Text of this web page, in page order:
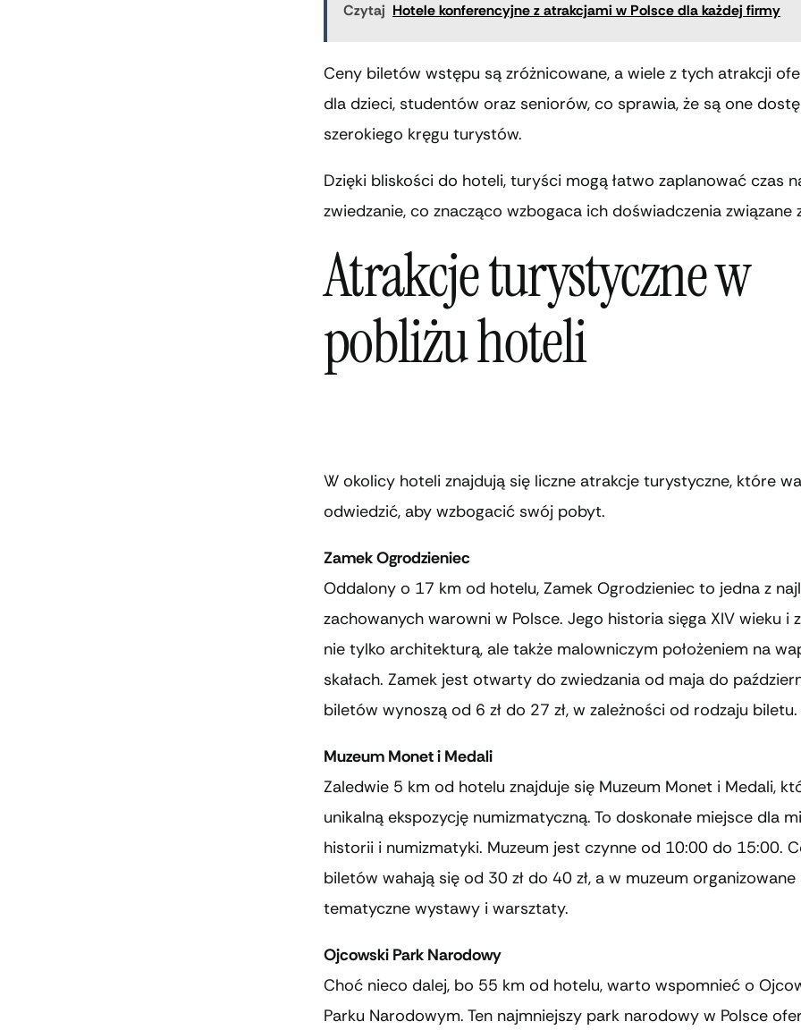
Czytaj Hotele konferencyjne z atrakcjami w Polsce dla każdej firmy
Ceny biletów wstępu są zróżnicowane, a wiele z tych atrakcji
dla dzieci, studentów oraz seniorów, co sprawia, że są one
szerokiego kręgu turystów.
Dzięki bliskości do hoteli, turyści mogą łatwo zaplanować czas
zwiedzanie, co znacząco wzbogaca ich doświadczenia związane
Atrakcje turystyczne w
pobliżu hoteli
W okolicy hoteli znajdują się liczne atrakcje turystyczne, które
odwiedzić, aby wzbogacić swój pobyt.
Zamek Ogrodzieniec
Oddalony o 17 km od hotelu, Zamek Ogrodzieniec to jedna z
zachowanych warowni w Polsce. Jego historia sięga XIV wieku i
nie tylko architekturą, ale także malowniczym położeniem na
skałach. Zamek jest otwarty do zwiedzania od maja do
biletów wynoszą od 6 zł do 27 zł, w zależności od rodzaju biletu.
Muzeum Monet i Medali
Zaledwie 5 km od hotelu znajduje się Muzeum Monet i Medali,
unikalną ekspozycję numizmatyczną. To doskonałe miejsce dla
historii i numizmatyki. Muzeum jest czynne od 10:00 do 15:00.
biletów wahają się od 30 zł do 40 zł, a w muzeum
tematyczne wystawy i warsztaty.
Ojcowski Park Narodowy
Choć nieco dalej, bo 55 km od hotelu, warto wspomnieć o
Parku Narodowym. Ten najmniejszy park narodowy w Polsce